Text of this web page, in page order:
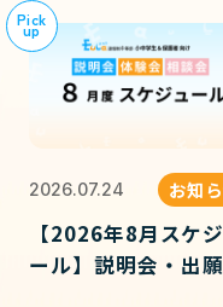
2026.07.24 お知
【2026年8月スケ
ール】説明会・出
Pick
up